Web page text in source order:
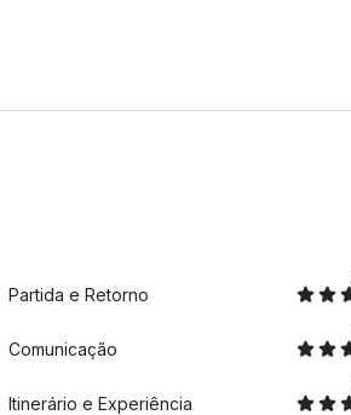
cliente) O horário pode ser alterado
Partida e Retorno
Comunicação
Itinerário e Experiência